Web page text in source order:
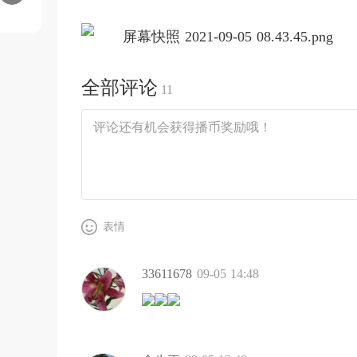
全部评论 11
表情
33611678 09-05 14:48